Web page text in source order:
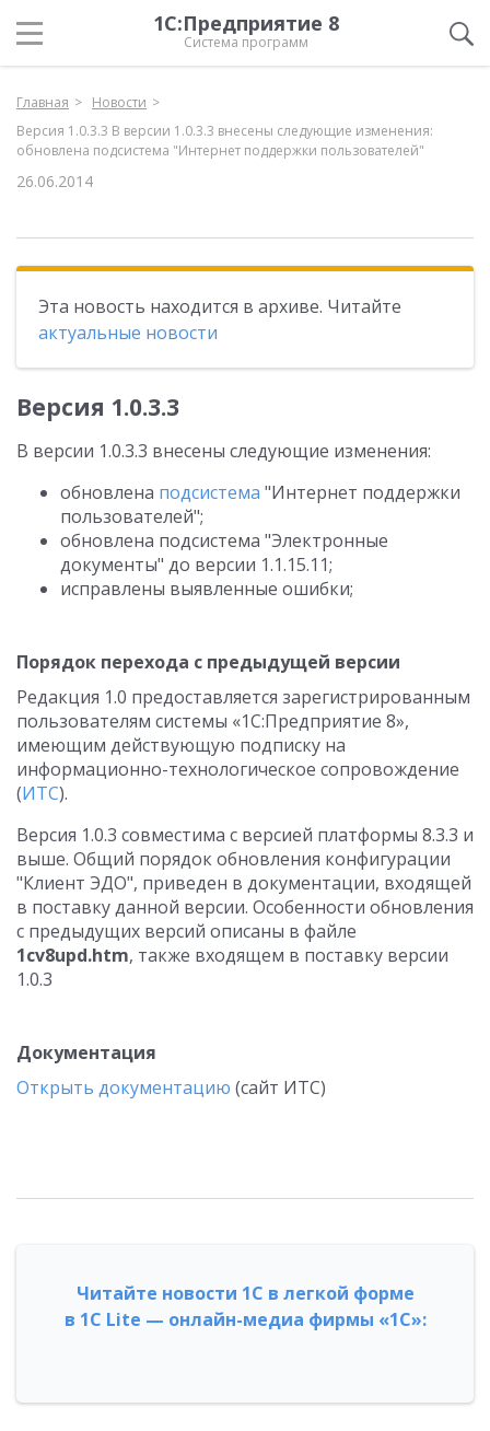
1С:Предприятие 8
Система программ
Главная
Новости
Версия 1.0.3.3 В версии 1.0.3.3 внесены следующие изменения:
обновлена подсистема "Интернет поддержки пользователей"
26.06.2014
Эта новость находится в архиве. Читайте
актуальные новости
Версия 1.0.3.3
В версии 1.0.3.3 внесены следующие изменения:
обновлена подсистема "Интернет поддержки
пользователей";
обновлена подсистема "Электронные
документы" до версии 1.1.15.11;
исправлены выявленные ошибки;
Порядок перехода с предыдущей версии
Редакция 1.0 предоставляется зарегистрированным
пользователям системы «1С:Предприятие 8»,
имеющим действующую подписку на
информационно-технологическое сопровождение
(ИТС).
Версия 1.0.3 совместима с версией платформы 8.3.3 и
выше. Общий порядок обновления конфигурации
"Клиент ЭДО", приведен в документации, входящей
в поставку данной версии. Особенности обновления
с предыдущих версий описаны в файле
1cv8upd.htm, также входящем в поставку версии
1.0.3
Документация
Открыть документацию (сайт ИТС)
Читайте новости 1С в легкой форме
в 1С Lite — онлайн-медиа фирмы «1С»: